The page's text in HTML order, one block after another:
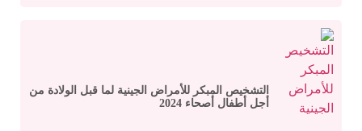
التشخيص المبكر للأمراض الجينية لما قبل الولادة من
أجل أطفال أصحاء 2024